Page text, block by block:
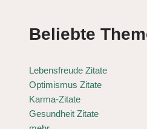
Beliebte
Lebensfreude Zitate
Optimismus Zitate
Karma-Zitate
Gesundheit Zitate